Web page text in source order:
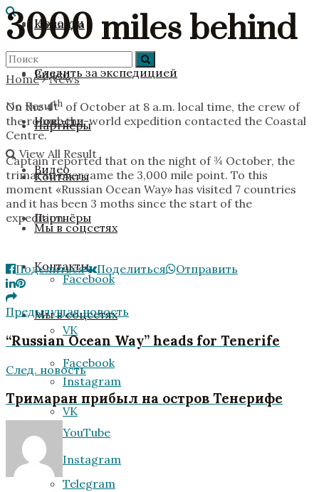
Новости
Видео
Партнёры
Контакты
Мы в соцсетях
Facebook
VK
Instagram
YouTube
Telegram
Команда
Следить за экспедицией
Новости
Видео
Партнёры
Контакты
Мы в соцсетях
Facebook
VK
Instagram
No Result
View All Result
3000 miles behind
Home
News
On the 4th of October at 8 a.m. local time, the crew of
the round-the-world expedition contacted the Coastal
Centre.
Captain reported that on the night of ¾ October, the
trimaran overcame the 3,000 mile point. To this
moment «Russian Ocean Way» has visited 7 countries
and it has been 3 moths since the start of the
expedition.
Поделиться Поделиться Отправить
Предыдущая новость
“Russian Ocean Way” heads for Tenerife
След. новость
Тримаран прибыл на остров Тенерифе